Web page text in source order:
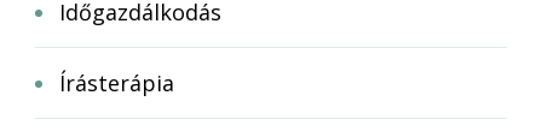
Időgazdálkodás
Írásterápia